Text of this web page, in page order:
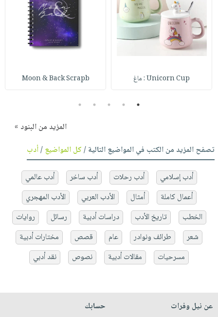
Unicorn Cup : ماغ Moon & Back Scrapb
1
2
3
4
5
المزيد من البنود »
تصفح المزيد من الكتب في المواضيع التالية /كل المواضيع/أدب
أدب إسلامي أدب رحلات أدب ساخر
أدب عالمي
أعمال كاملة
أمثال الأدب العربي
الأدب المهجري
الخطب
تاريخ الأدب دراسات أدبية رسائل
روايات
شعر
طرائف ونوادر عام قصص
مختارات أدبية
مسرحيات
مقالات أدبية نصوص نقد أدبي
عن نيل وفرات
حسابك